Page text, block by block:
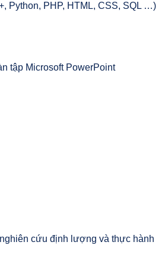
Python, PHP, HTML, CSS, SQL …)
tập Microsoft PowerPoint
cứu định lượng và thực hành